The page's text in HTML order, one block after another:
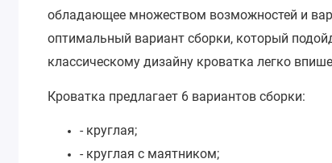
обладающее множеством возможностей и
оптимальный вариант сборки, который
классическому дизайну кроватка легко
Кроватка предлагает 6 вариантов сборки:
- круглая;
- круглая с маятником;